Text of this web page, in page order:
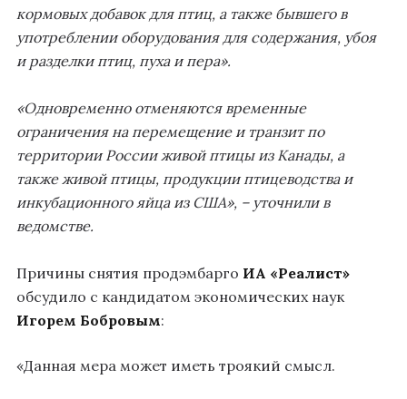
кормовых добавок для птиц, а также бывшего в
употреблении оборудования для содержания, убоя
и разделки птиц, пуха и пера».
«Одновременно отменяются временные
ограничения на перемещение и транзит по
территории России живой птицы из Канады, а
также живой птицы, продукции птицеводства и
инкубационного яйца из США», – уточнили в
ведомстве.
Причины снятия продэмбарго ИА «Реалист»
обсудило с кандидатом экономических наук
Игорем Бобровым:
«Данная мера может иметь троякий смысл.